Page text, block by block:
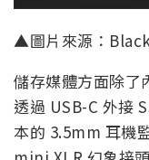
▲圖片來源：
儲存媒體方面除了
透過 USB-C 外接
本的 3.5mm 耳機